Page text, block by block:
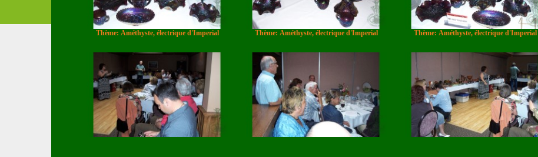
Thème: Améthyste, électrique d'Imperial Thème: Améthyste, électrique d'Imperial Thème: Améthyste, électrique d'Imperial